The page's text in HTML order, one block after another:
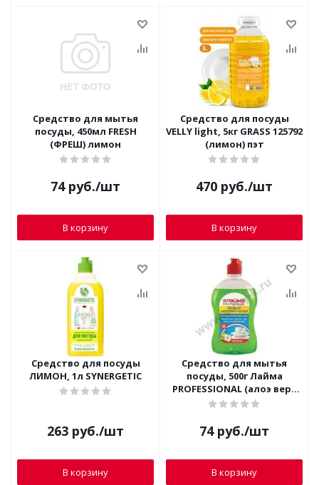
Средство для мытья
посуды, 450мл FRESH
(ФРЕШ) лимон
74руб./шт
В корзину
Средство для посуды
VELLY light, 5кг GRASS 125792
(лимон) пэт
470 руб./шт
В корзину
Средство для посуды
ЛИМОН, 1л SYNERGETIC
263 руб./шт
В корзину
Средство для мытья
посуды, 500г Лайма
PROFESSIONAL (алоэ вера
604649; лимон 602299;
74руб./шт
В корзину